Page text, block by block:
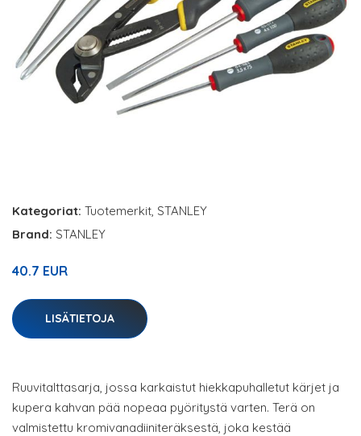
Kategoriat: Tuotemerkit, STANLEY
Brand: STANLEY
40.7 EUR
LISÄTIETOJA
Ruuvitalttasarja, jossa karkaistut hiekkapuhalletut kärjet ja
kupera kahvan pää nopeaa pyöritystä varten. Terä on
valmistettu kromivanadiiniteräksestä, joka kestää